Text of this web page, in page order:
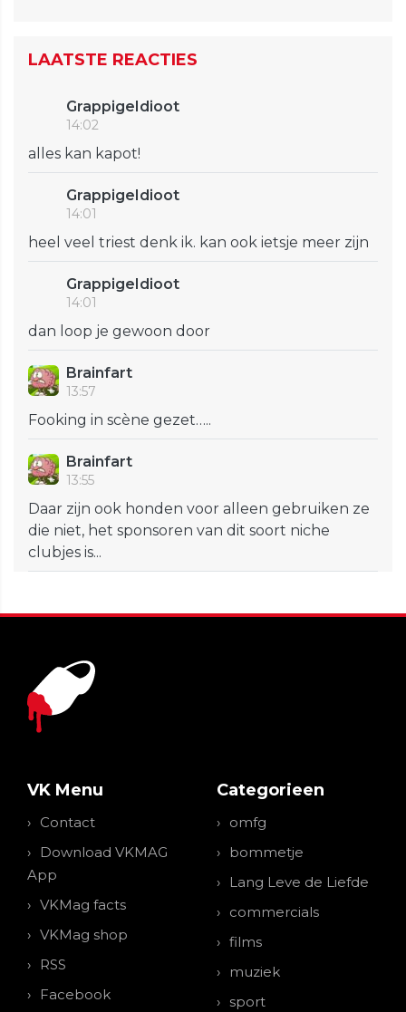
LAATSTE REACTIES
GrappigeIdioot
14:02
alles kan kapot!
GrappigeIdioot
14:01
heel veel triest denk ik. kan ook ietsje meer zijn
GrappigeIdioot
14:01
dan loop je gewoon door
Brainfart
13:57
Fooking in scène gezet…..
Brainfart
13:55
Daar zijn ook honden voor alleen gebruiken ze
die niet, het sponsoren van dit soort niche
clubjes is...
VK Menu
Contact
Download VKMAG
App
VKMag facts
VKMag shop
RSS
Facebook
Categorieen
omfg
bommetje
Lang Leve de Liefde
commercials
films
muziek
sport